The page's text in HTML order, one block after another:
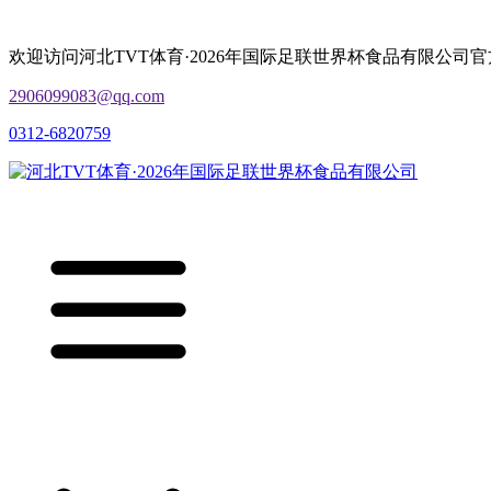
欢迎访问河北TVT体育·2026年国际足联世界杯食品有限公司官
2906099083@qq.com
0312-6820759